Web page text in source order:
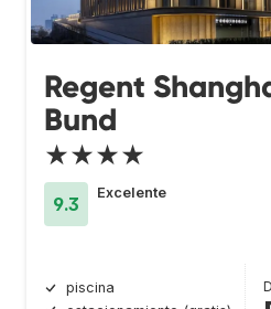
Regent
Bund
★★★★
9.3
Excelente
piscina